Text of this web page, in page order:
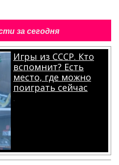
за сегодня
Игры из СССР. Кто
вспомнит? Есть
место, где можно
поиграть сейчас
.